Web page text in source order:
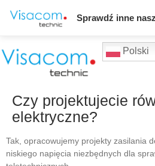
Polski
Czy projektujecie
elektryczne?
Tak, opracowujemy projekty zasilania
niskiego napięcia niezbędnych dla
Sprawdź inne